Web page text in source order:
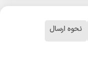
نحوه ارسال